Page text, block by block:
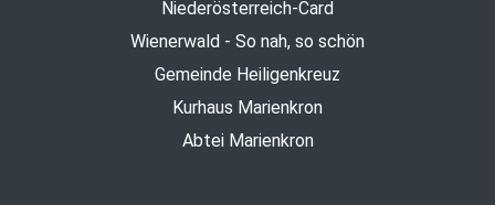
Niederösterreich-Card
Wienerwald - So nah, so schön
Gemeinde Heiligenkreuz
Kurhaus Marienkron
Abtei Marienkron